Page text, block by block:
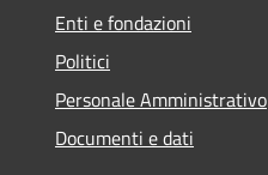
Enti e fondazioni
Politici
Personale Amministrativo
Documenti e dati